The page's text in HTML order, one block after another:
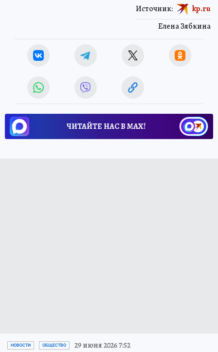
Елена Зябкина
Источник: kp.ru
ЧИТАЙТЕ НАС В МАХ!
НОВОСТИ ОБЩЕСТВО 29 июня 2026 7:52